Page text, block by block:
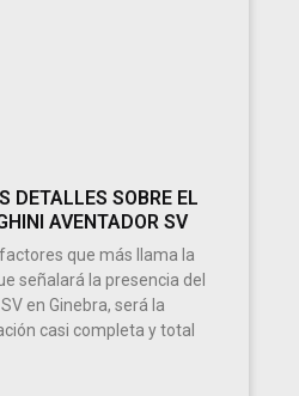
DETALLES SOBRE EL
AVENTADOR SV
que más llama la
señalará la presencia del
en Ginebra, será la
casi completa y total